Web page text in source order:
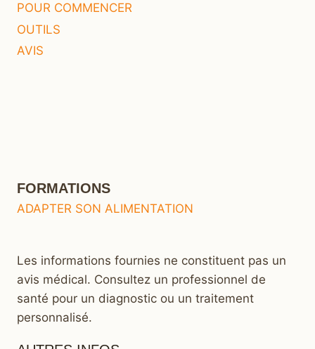
POUR COMMENCER
OUTILS
AVIS
FORMATIONS
ADAPTER SON ALIMENTATION
Les informations fournies ne constituent pas un
avis médical. Consultez un professionnel de
santé pour un diagnostic ou un traitement
personnalisé.